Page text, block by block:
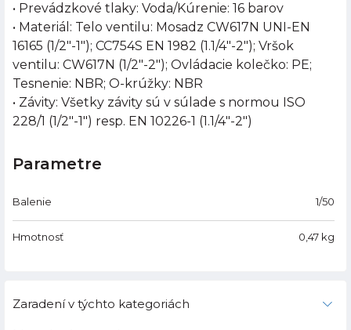
• Prevádzkové tlaky: Voda/Kúrenie: 16 barov
• Materiál: Telo ventilu: Mosadz CW617N UNI-EN
16165 (1/2"-1"); CC754S EN 1982 (1.1/4"-2"); Vršok
ventilu: CW617N (1/2"-2"); Ovládacie kolečko: PE;
Tesnenie: NBR; O-krúžky: NBR
• Závity: Všetky závity sú v súlade s normou ISO
228/1 (1/2"-1") resp. EN 10226-1 (1.1/4"-2")
Parametre
Balenie 1/50
Hmotnosť 0,47 kg
Zaradení v týchto kategoriách